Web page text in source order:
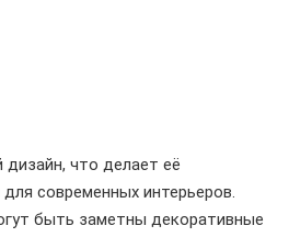
что делает её
современных интерьеров.
быть заметны декоративные